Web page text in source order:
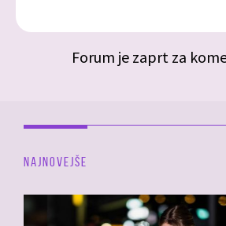
Forum je zaprt za
NAJNOVEJŠE